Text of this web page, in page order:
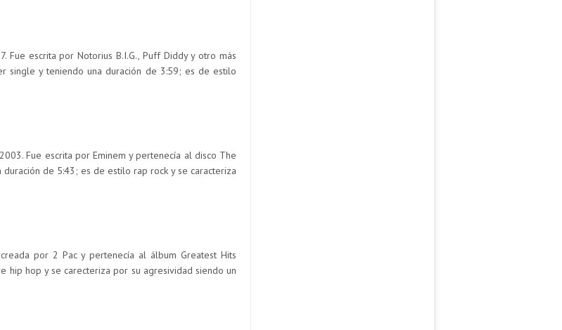
Fue escrita por Notorius B.I.G., Puff Diddy y otro más
single y teniendo una duración de 3:59; es de estilo
Fue escrita por Eminem y pertenecía al disco The
de 5:43; es de estilo rap rock y se caracteriza
por 2 Pac y pertenecía al álbum Greatest Hits
hip hop y se carecteriza por su agresividad siendo un